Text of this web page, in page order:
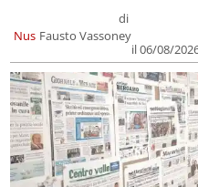
Nus
di
Fausto Vassoney
il 06/08/